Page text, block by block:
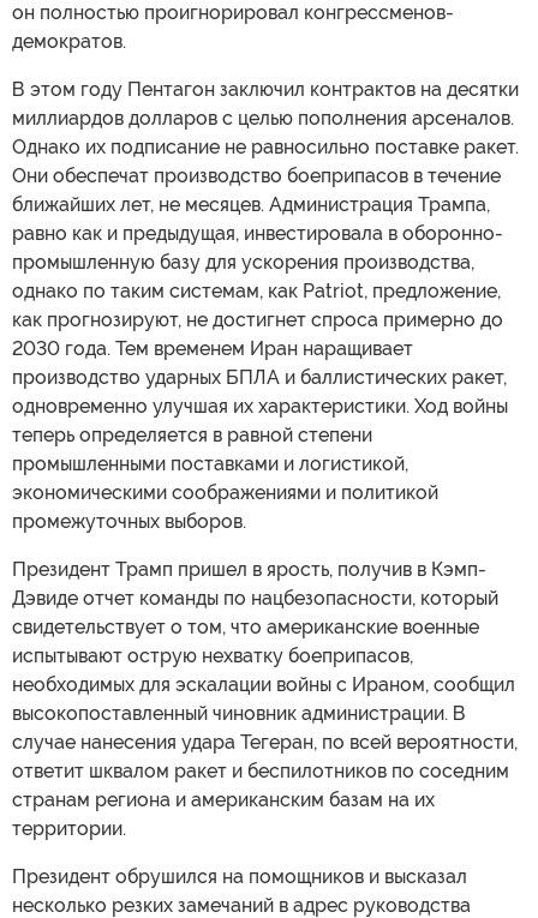
он полностью проигнорировал конгрессменов-
демократов.
В этом году Пентагон заключил контрактов на десятки
миллиардов долларов с целью пополнения арсеналов.
Однако их подписание не равносильно поставке ракет.
Они обеспечат производство боеприпасов в течение
ближайших лет, не месяцев. Администрация Трампа,
равно как и предыдущая, инвестировала в оборонно-
промышленную базу для ускорения производства,
однако по таким системам, как Patriot, предложение,
как прогнозируют, не достигнет спроса примерно до
2030 года. Тем временем Иран наращивает
производство ударных БПЛА и баллистических ракет,
одновременно улучшая их характеристики. Ход войны
теперь определяется в равной степени
промышленными поставками и логистикой,
экономическими соображениями и политикой
промежуточных выборов.
Президент Трамп пришел в ярость, получив в Кэмп-
Дэвиде отчет команды по нацбезопасности, который
свидетельствует о том, что американские военные
испытывают острую нехватку боеприпасов,
необходимых для эскалации войны с Ираном, сообщил
высокопоставленный чиновник администрации. В
случае нанесения удара Тегеран, по всей вероятности,
ответит шквалом ракет и беспилотников по соседним
странам региона и американским базам на их
территории.
Президент обрушился на помощников и высказал
несколько резких замечаний в адрес руководства